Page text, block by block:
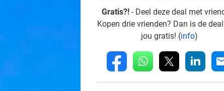
Gratis?! - Deel deze deal met
Kopen drie vrienden? Dan is de
jou gratis! (info)
fb whatsapp linkedin